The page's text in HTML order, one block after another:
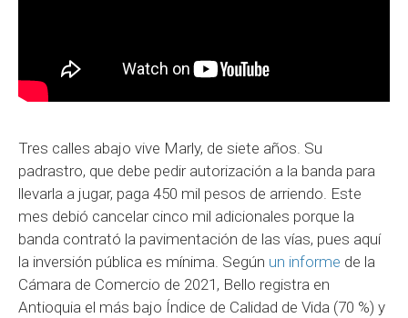
Tres calles abajo vive Marly, de siete años. Su
padrastro, que debe pedir autorización a la banda para
llevarla a jugar, paga 450 mil pesos de arriendo. Este
mes debió cancelar cinco mil adicionales porque la
banda contrató la pavimentación de las vías, pues aquí
la inversión pública es mínima. Según un informe de la
Cámara de Comercio de 2021, Bello registra en
Antioquia el más bajo Índice de Calidad de Vida (70 %) y